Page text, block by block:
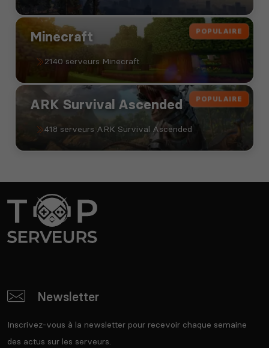
POPULAIRE
Minecraft
2140 serveurs Minecraft
POPULAIRE
ARK Survival Ascended
418 serveurs ARK Survival Ascended
Newsletter
Inscrivez-vous à la newsletter pour recevoir chaque semaine
des actus sur les serveurs.